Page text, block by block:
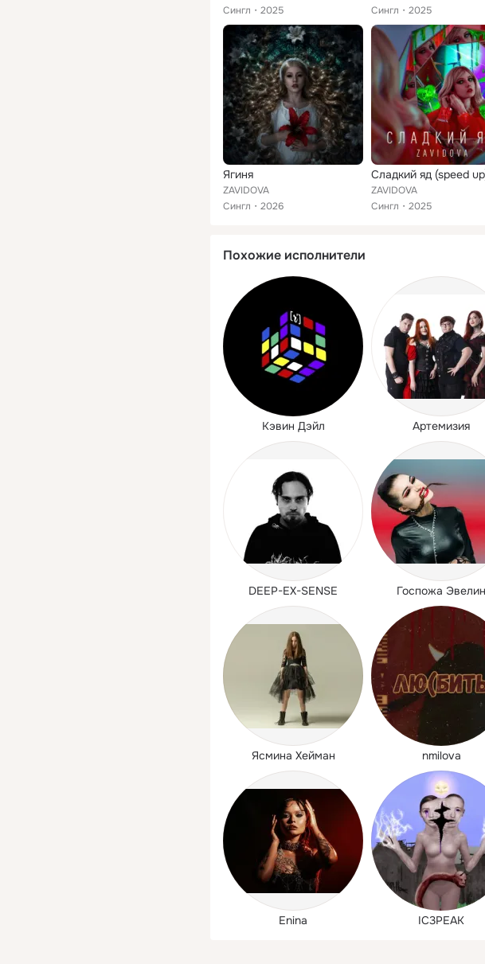
Сингл
2025
Сингл
2025
Ягиня
ZAVIDOVA
Сингл
2026
Сладкий яд (speed
ZAVIDOVA
Сингл
2025
Похожие исполнители
Кэвин Дэйл Артемизия
DEEP-EX-SENSE Госпожа Эвелин
Ясмина Хейман nmilova
Enina IC3PEAK